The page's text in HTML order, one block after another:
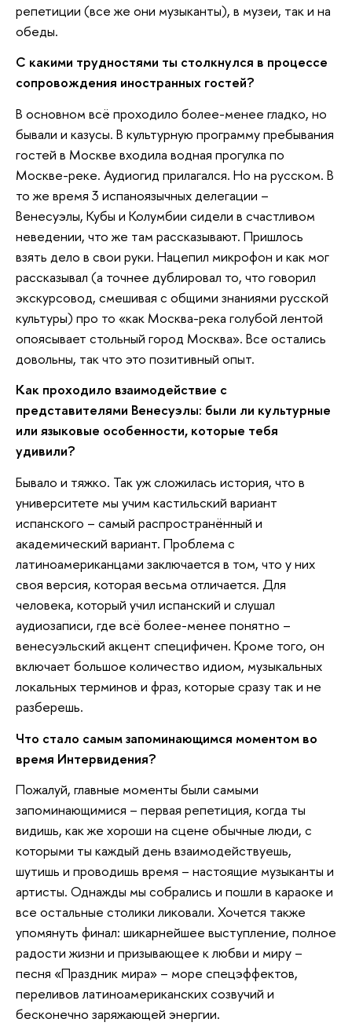
репетиции (все же они музыканты), в музеи, так и на
обеды.
С какими трудностями ты столкнулся в процессе
сопровождения иностранных гостей?
В основном всё проходило более-менее гладко, но
бывали и казусы. В культурную программу пребывания
гостей в Москве входила водная прогулка по
Москве-реке. Аудиогид прилагался. Но на русском. В
то же время 3 испаноязычных делегации –
Венесуэлы, Кубы и Колумбии сидели в счастливом
неведении, что же там рассказывают. Пришлось
взять дело в свои руки. Нацепил микрофон и как мог
рассказывал (а точнее дублировал то, что говорил
экскурсовод, смешивая с общими знаниями русской
культуры) про то «как Москва-река голубой лентой
опоясывает стольный город Москва». Все остались
довольны, так что это позитивный опыт.
Как проходило взаимодействие с
представителями Венесуэлы: были ли культурные
или языковые особенности, которые тебя
удивили?
Бывало и тяжко. Так уж сложилась история, что в
университете мы учим кастильский вариант
испанского – самый распространённый и
академический вариант. Проблема с
латиноамериканцами заключается в том, что у них
своя версия, которая весьма отличается. Для
человека, который учил испанский и слушал
аудиозаписи, где всё более-менее понятно –
венесуэльский акцент специфичен. Кроме того, он
включает большое количество идиом, музыкальных
локальных терминов и фраз, которые сразу так и не
разберешь.
Что стало самым запоминающимся моментом во
время Интервидения?
Пожалуй, главные моменты были самыми
запоминающимися – первая репетиция, когда ты
видишь, как же хороши на сцене обычные люди, с
которыми ты каждый день взаимодействуешь,
шутишь и проводишь время – настоящие музыканты и
артисты. Однажды мы собрались и пошли в караоке и
все остальные столики ликовали. Хочется также
упомянуть финал: шикарнейшее выступление, полное
радости жизни и призывающее к любви и миру –
песня «Праздник мира» – море спецэффектов,
переливов латиноамериканских созвучий и
бесконечно заряжающей энергии.